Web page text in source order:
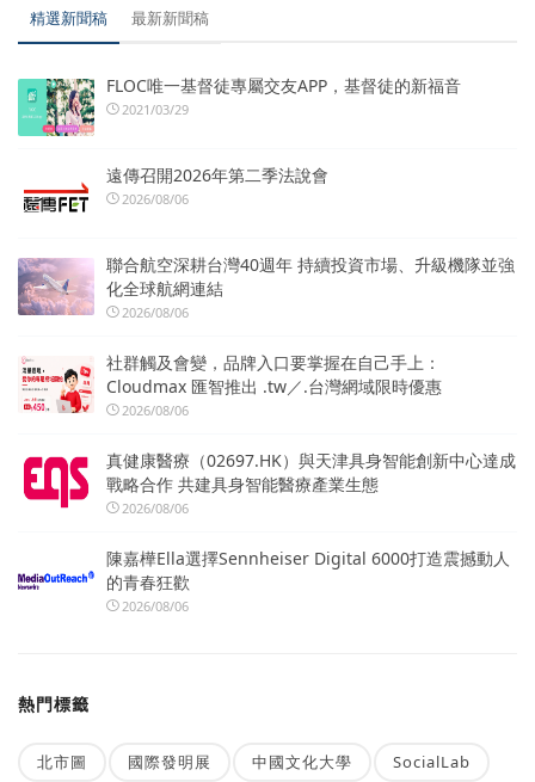
精選新聞稿 最新新聞稿
FLOC唯一基督徒專屬交友APP，基督徒的新福音
2021/03/29
遠傳召開2026年第二季法說會
2026/08/06
聯合航空深耕台灣40週年 持續投資市場、升級機隊並強
化全球航網連結
2026/08/06
社群觸及會變，品牌入口要掌握在自己手上：
Cloudmax 匯智推出 .tw／.台灣網域限時優惠
2026/08/06
真健康醫療（02697.HK）與天津具身智能創新中心達成
戰略合作 共建具身智能醫療產業生態
2026/08/06
陳嘉樺Ella選擇Sennheiser Digital 6000打造震撼動人
的青春狂歡
2026/08/06
熱門標籤
北市圖 國際發明展 中國文化大學 SocialLab